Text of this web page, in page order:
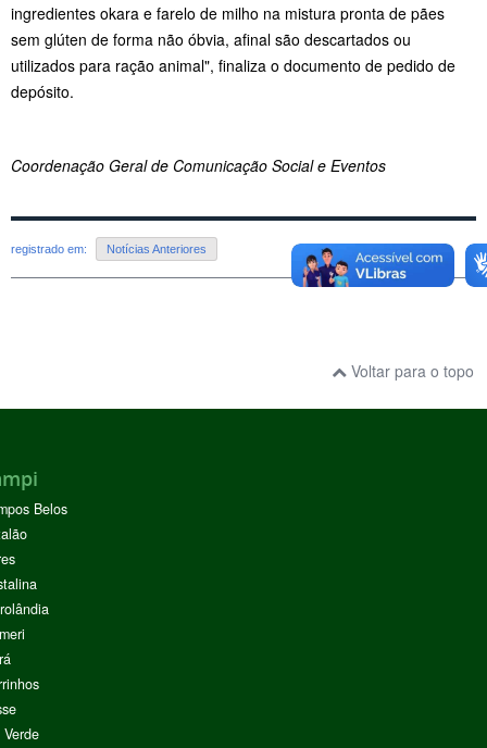
ingredientes okara e farelo de milho na mistura pronta de pães
sem glúten de forma não óbvia, afinal são descartados ou
utilizados para ração animal", finaliza o documento de pedido de
depósito.
Coordenação Geral de Comunicação Social e Eventos
registrado em: Notícias Anteriores
Voltar para o topo
Belos